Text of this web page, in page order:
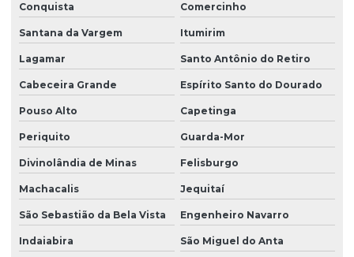
Conquista Comercinho
Santana da Vargem Itumirim
Lagamar Santo Antônio do Retiro
Cabeceira Grande Espírito Santo do Dourado
Pouso Alto Capetinga
Periquito Guarda-Mor
Divinolândia de Minas Felisburgo
Machacalis Jequitaí
São Sebastião da Bela Vista Engenheiro Navarro
Indaiabira São Miguel do Anta